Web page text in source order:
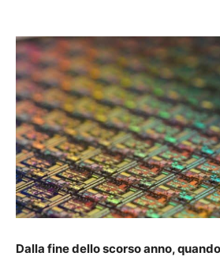
Dalla fine dello scorso anno,